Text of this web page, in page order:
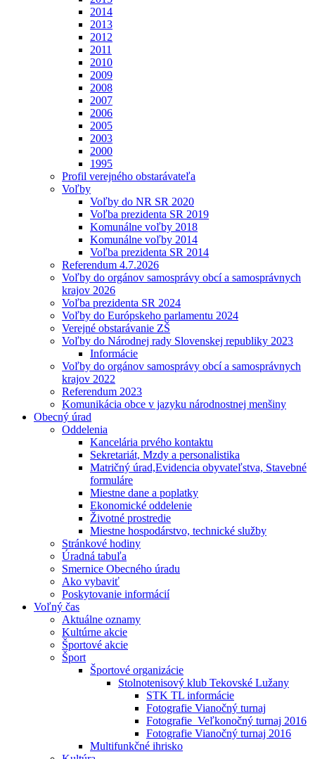
2014
2013
2012
2011
2010
2009
2008
2007
2006
2005
2003
2000
1995
Profil verejného obstarávateľa
Voľby
Voľby do NR SR 2020
Voľba prezidenta SR 2019
Komunálne voľby 2018
Komunálne voľby 2014
Voľba prezidenta SR 2014
Referendum 4.7.2026
Voľby do orgánov samosprávy obcí a samosprávnych
krajov 2026
Voľba prezidenta SR 2024
Voľby do Európskeho parlamentu 2024
Verejné obstarávanie ZŠ
Voľby do Národnej rady Slovenskej republiky 2023
Informácie
Voľby do orgánov samosprávy obcí a samosprávnych
krajov 2022
Referendum 2023
Komunikácia obce v jazyku národnostnej menšiny
Obecný úrad
Oddelenia
Kancelária prvého kontaktu
Sekretariát, Mzdy a personalistika
Matričný úrad,Evidencia obyvateľstva, Stavebné
formuláre
Miestne dane a poplatky
Ekonomické oddelenie
Životné prostredie
Miestne hospodárstvo, technické služby
Stránkové hodiny
Úradná tabuľa
Smernice Obecného úradu
Ako vybaviť
Poskytovanie informácií
Voľný čas
Aktuálne oznamy
Kultúrne akcie
Športové akcie
Šport
Športové organizácie
Stolnotenisový klub Tekovské Lužany
STK TL informácie
Fotografie Vianočný turnaj
Fotografie_Veľkonočný turnaj 2016
Fotografie Vianočný turnaj 2016
Multifunkčné ihrisko